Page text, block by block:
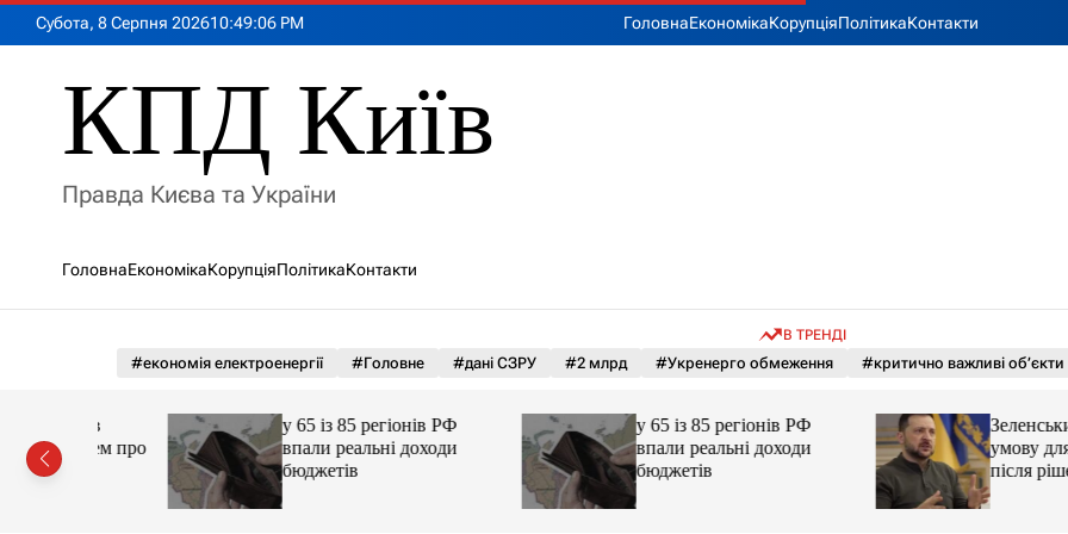
Субота, 8 Серпня 202610:49:08 PM ГоловнаЕкономікаКорупціяПолітикаКонтакти
КПД Київ
Правда Києва та України
ГоловнаЕкономікаКорупціяПолітикаКонтакти
В ТРЕНДІ
#економія електроенергії #Головне #дані СЗРУ #2 млрд #Укренерго обмеження #критично важливі об’єкти
про
у 65 із 85 регіонів РФ
впали реальні доходи
бюджетів
у 65 із 85 регіонів РФ
впали реальні доходи
бюджетів
Зеленський
умову для
після рішення